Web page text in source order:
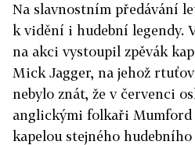
Na slavnostním předávání
k vidění i hudební legendy.
na akci vystoupil zpěvák
Mick Jagger, na jehož
nebylo znát, že v červenci
anglickými folkaři Mumford
kapelou stejného